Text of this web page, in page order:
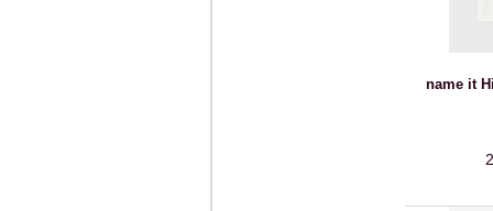
name it